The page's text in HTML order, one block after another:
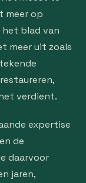
meer op
blad van
meer uit zoals
verdient.
expertise
de
daarvoor
jaren,